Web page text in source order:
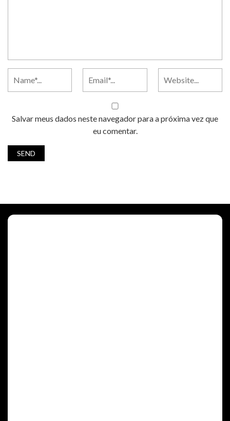
Salvar meus dados neste navegador para a próxima vez que
eu comentar.